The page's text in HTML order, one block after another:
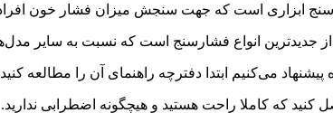
ابزاری است که جهت سنجش میزان فشار خون افراد
جدیدترین انواع فشارسنج است که نسبت به سایر
پیشنهاد می‌کنیم ابتدا دفترچه راهنمای آن را مطالعه
کنید که کاملا راحت هستید و هیچگونه اضطرابی ندارید.